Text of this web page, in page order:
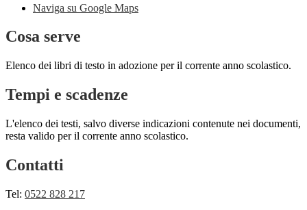
Naviga su Google Maps
Cosa serve
Elenco dei libri di testo in adozione per il corrente anno scolastico.
Tempi e scadenze
L'elenco dei testi, salvo diverse indicazioni contenute nei documenti,
resta valido per il corrente anno scolastico.
Contatti
Tel: 0522 828 217